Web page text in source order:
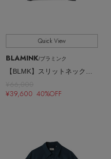
Quick View
BLAMINK/ブラミンク
¥66,000
¥39,600 40%OFF